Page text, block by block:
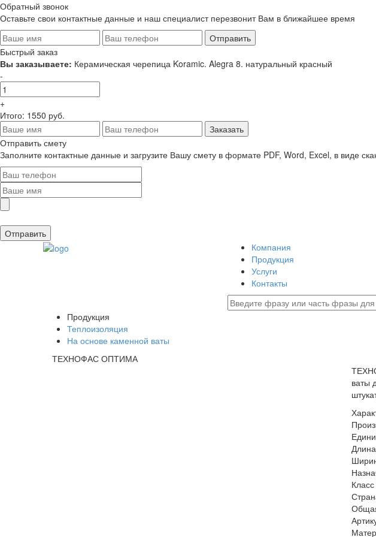
Обратный звонок
Оставьте свои контактные данные и наш специалист перезвонит Вам в ближайшее время
Быстрый заказ
Вы заказываете: Керамическая черепица Koramic. Alegra 8. натуральный красный
-
+
Итого: 1550 руб.
Отправить смету
Заполните контактные данные и загрузите Вашу смету в формате PDF, Word, Excel, в виде
Компания
Продукция
Услуги
Контакты
Продукция
Теплоизоляция
На основе каменной ваты
ТЕХНОФАС ОПТИМА
ваты